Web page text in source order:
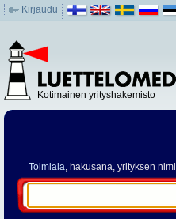
Kirjaudu
Kotimainen yrityshakemisto
Toimiala, hakusana, yrityksen nimi